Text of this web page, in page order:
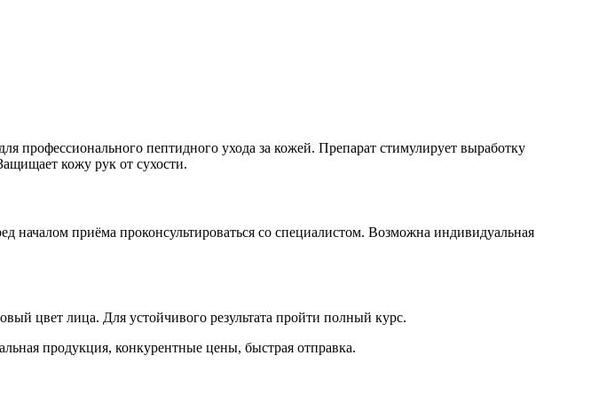
пептидного ухода за кожей. Препарат стимулирует выработку
кожу рук от сухости.
приёма проконсультироваться со специалистом. Возможна индивидуальная
цвет лица. Для устойчивого результата пройти полный курс.
продукция, конкурентные цены, быстрая отправка.